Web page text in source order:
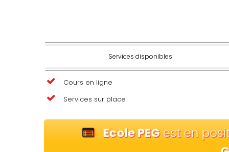
Services disponibles
Cours en ligne
Services sur place
Ecole PEGest en